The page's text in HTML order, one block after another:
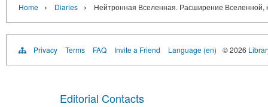
Home › Diaries › Нейтронная Вселенная. Расширение Вселенной,
Privacy Terms FAQ Invite a Friend Language (en) © 2026
Editorial Contacts